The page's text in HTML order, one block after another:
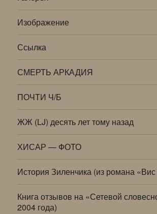
Изображение
Ссылка
СМЕРТЬ АРКАДИЯ
ПОЧТИ Ч/Б
ЖЖ (LJ) десять лет тому назад
ХИСАР — ФОТО
История Зиленчика (из романа «Вис
Книга отзывов на «Сетевой
2004 года)